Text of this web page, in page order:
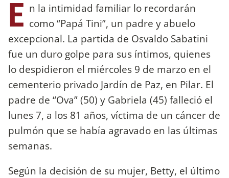
E n la intimidad familiar lo recordarán
como “Papá Tini”, un padre y abuelo
excepcional. La partida de Osvaldo Sabatini
fue un duro golpe para sus íntimos, quienes
lo despidieron el miércoles 9 de marzo en el
cementerio privado Jardín de Paz, en Pilar. El
padre de “Ova” (50) y Gabriela (45) falleció el
lunes 7, a los 81 años, víctima de un cáncer de
pulmón que se había agravado en las últimas
semanas.
Según la decisión de su mujer, Betty, el último